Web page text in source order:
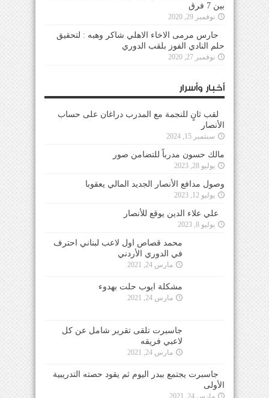
بين 7 فرق
نوفمبر 29, 2020
حارس مرمى الاخاء الاهلي شاكر وهبه : لتحقيق
حلم النادي الفوز بلقب الدوري
نوفمبر 27, 2020
أخبار وأسرار
لقب ثانٍ للنجمة مع المدرب دراغان على حساب
الأنصار
سبتمبر 15, 2024
مالك حسون مدرباً للتضامن صور
يوليو 28, 2023
وصول مدافع الأنصار الجديد المالي يعقوبا
يوليو 12, 2023
علي علاء الدين يوقع للأنصار
يوليو 8, 2023
محمد قصاص اول لاعب لبناني احترف في الدوري
مشكلة ايوب حلت بهدوء
جاسبرت يجتمع ببدر اليوم ثم يقود حصته التدريبية
التشكيلة المتوقعة لمنتخب لبنان في مواجهة الأردن
مارس 24, 2021